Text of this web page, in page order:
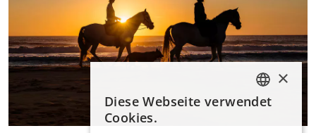
ENGLISH
×
Diese Webseite verwendet
Cookies.